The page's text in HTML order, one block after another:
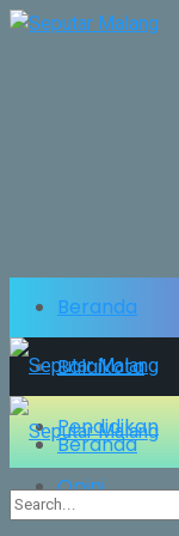
Beranda
Balaikota
Pendidikan
Opini
Beranda
Balaikota